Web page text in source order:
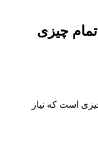
فکر می‌کردم یک Fire Stick تمام چیزی